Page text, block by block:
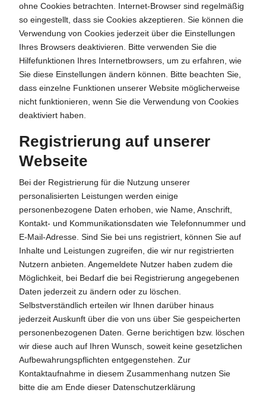
ohne Cookies betrachten. Internet-Browser sind regelmäßig
so eingestellt, dass sie Cookies akzeptieren. Sie können die
Verwendung von Cookies jederzeit über die Einstellungen
Ihres Browsers deaktivieren. Bitte verwenden Sie die
Hilfefunktionen Ihres Internetbrowsers, um zu erfahren, wie
Sie diese Einstellungen ändern können. Bitte beachten Sie,
dass einzelne Funktionen unserer Website möglicherweise
nicht funktionieren, wenn Sie die Verwendung von Cookies
deaktiviert haben.
Registrierung auf unserer
Webseite
Bei der Registrierung für die Nutzung unserer
personalisierten Leistungen werden einige
personenbezogene Daten erhoben, wie Name, Anschrift,
Kontakt- und Kommunikationsdaten wie Telefonnummer und
E-Mail-Adresse. Sind Sie bei uns registriert, können Sie auf
Inhalte und Leistungen zugreifen, die wir nur registrierten
Nutzern anbieten. Angemeldete Nutzer haben zudem die
Möglichkeit, bei Bedarf die bei Registrierung angegebenen
Daten jederzeit zu ändern oder zu löschen.
Selbstverständlich erteilen wir Ihnen darüber hinaus
jederzeit Auskunft über die von uns über Sie gespeicherten
personenbezogenen Daten. Gerne berichtigen bzw. löschen
wir diese auch auf Ihren Wunsch, soweit keine gesetzlichen
Aufbewahrungspflichten entgegenstehen. Zur
Kontaktaufnahme in diesem Zusammenhang nutzen Sie
bitte die am Ende dieser Datenschutzerklärung